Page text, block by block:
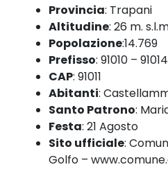
Provincia: Trapani
Altitudine: 26 m.
Popolazione:14.769
Prefisso: 91010 – 91014
CAP: 91011
Abitanti:
Santo Patrono:
Festa: 21 Agosto
Sito ufficiale:
Golfo –